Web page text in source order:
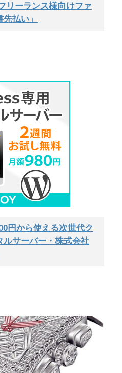
リーランス様向けファ
払い」
円から使える次世代ク
ルサーバー・株式会社